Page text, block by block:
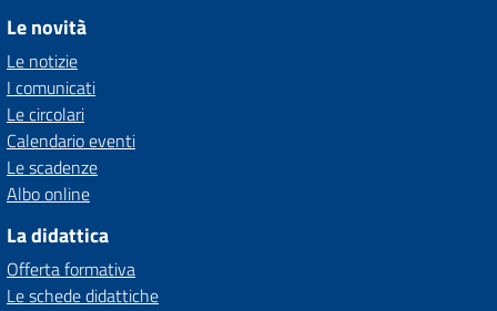
Le novità
Le notizie
I comunicati
Le circolari
Calendario eventi
Le scadenze
Albo online
La didattica
Offerta formativa
Le schede didattiche